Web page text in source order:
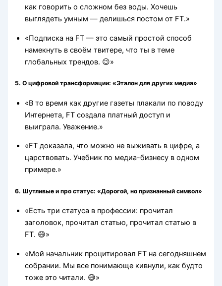
как говорить о сложном без воды. Хочешь
выглядеть умным — делишься постом от FT.»
«Подписка на FT — это самый простой способ
намекнуть в своём твитере, что ты в теме
глобальных трендов. 😉»
5. О цифровой трансформации: «Эталон для других медиа»
«В то время как другие газеты плакали по поводу
Интернета, FT создала платный доступ и
выиграла. Уважение.»
«FT доказала, что можно не выживать в цифре, а
царствовать. Учебник по медиа-бизнесу в одном
примере.»
6. Шутливые и про статус: «Дорогой, но признанный символ»
«Есть три статуса в профессии: прочитал
заголовок, прочитал статью, прочитал статью в
FT. 😄»
«Мой начальник процитировал FT на сегодняшнем
собрании. Мы все понимающе кивнули, как будто
тоже это читали. 😅»